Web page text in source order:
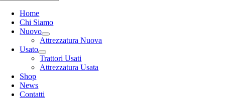
Home
Chi Siamo
Nuovo
Attrezzatura Nuova
Usato
Trattori Usati
Attrezzatura Usata
Shop
News
Contatti